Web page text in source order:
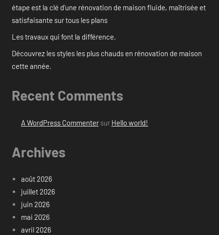
étape est la clé d’une rénovation de maison fluide, maîtrisée et
satisfaisante sur tous les plans
Les travaux qui font la différence.
Découvrez les styles les plus chauds en rénovation de maison
cette année.
Recent Comments
A WordPress Commentersur Hello world!
Archives
août 2026
juillet 2026
juin 2026
mai 2026
avril 2026